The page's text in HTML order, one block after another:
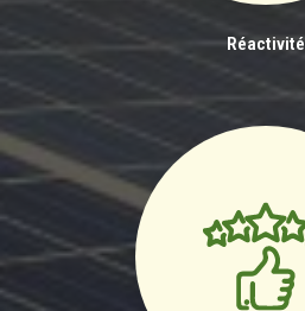
Réactivité